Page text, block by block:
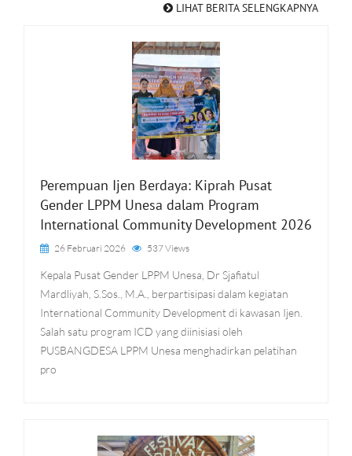
LIHAT BERITA SELENGKAPNYA
Perempuan Ijen Berdaya: Kiprah Pusat
Gender LPPM Unesa dalam Program
International Community Development 2026
26 Februari 2026 537 Views
Kepala Pusat Gender LPPM Unesa, Dr Sjafiatul
Mardliyah, S.Sos., M.A., berpartisipasi dalam kegiatan
International Community Development di kawasan Ijen.
Salah satu program ICD yang diinisiasi oleh
PUSBANGDESA LPPM Unesa menghadirkan pelatihan
pro